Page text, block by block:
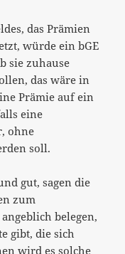
das Prämien
würde ein bGE
sie zuhause
das wäre in
Prämie auf ein
eine
ohne
soll.
gut, sagen die
zum
belegen,
gibt, die sich
wird es solche